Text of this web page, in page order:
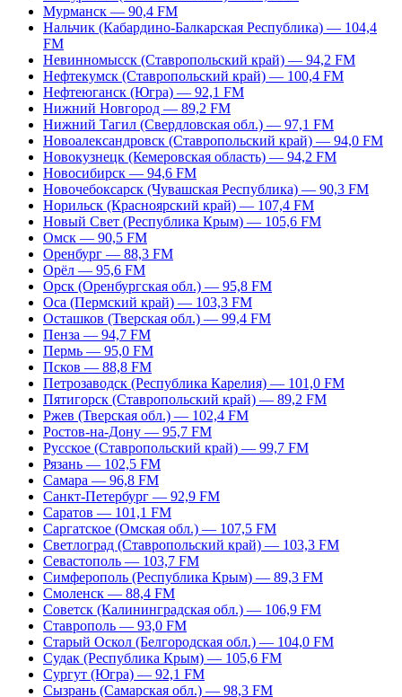
Мурманск — 90,4 FM
Нальчик (Кабардино-Балкарская Республика) — 104,4
FM
Невинномысск (Ставропольский край) — 94,2 FM
Нефтекумск (Ставропольский край) — 100,4 FM
Нефтеюганск (Югра) — 92,1 FM
Нижний Новгород — 89,2 FM
Нижний Тагил (Свердловская обл.) — 97,1 FM
Новоалександровск (Ставропольский край) — 94,0 FM
Новокузнецк (Кемеровская область) — 94,2 FM
Новосибирск — 94,6 FM
Новочебоксарск (Чувашская Республика) — 90,3 FM
Норильск (Красноярский край) — 107,4 FM
Новый Свет (Республика Крым) — 105,6 FM
Омск — 90,5 FM
Оренбург — 88,3 FM
Орёл — 95,6 FM
Орск (Оренбургская обл.) — 95,8 FM
Оса (Пермский край) — 103,3 FM
Осташков (Тверская обл.) — 99,4 FM
Пенза — 94,7 FM
Пермь — 95,0 FM
Псков — 88,8 FM
Петрозаводск (Республика Карелия) — 101,0 FM
Пятигорск (Ставропольский край) — 89,2 FM
Ржев (Тверская обл.) — 102,4 FM
Ростов-на-Дону — 95,7 FM
Русское (Ставропольский край) — 99,7 FM
Рязань — 102,5 FM
Самара — 96,8 FM
Санкт-Петербург — 92,9 FM
Саратов — 101,1 FM
Саргатское (Омская обл.) — 107,5 FM
Светлоград (Ставропольский край) — 103,3 FM
Севастополь — 103,7 FM
Симферополь (Республика Крым) — 89,3 FM
Смоленск — 88,4 FM
Советск (Калининградская обл.) — 106,9 FM
Ставрополь — 93,0 FM
Старый Оскол (Белгородская обл.) — 104,0 FM
Судак (Республика Крым) — 105,6 FM
Сургут (Югра) — 92,1 FM
Сызрань (Самарская обл.) — 98,3 FM